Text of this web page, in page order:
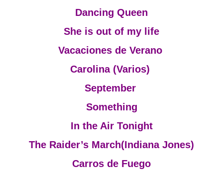
Dancing Queen
She is out of my life
Vacaciones de Verano
Carolina (Varios)
September
Something
In the Air Tonight
The Raider’s March(Indiana Jones)
Carros de Fuego